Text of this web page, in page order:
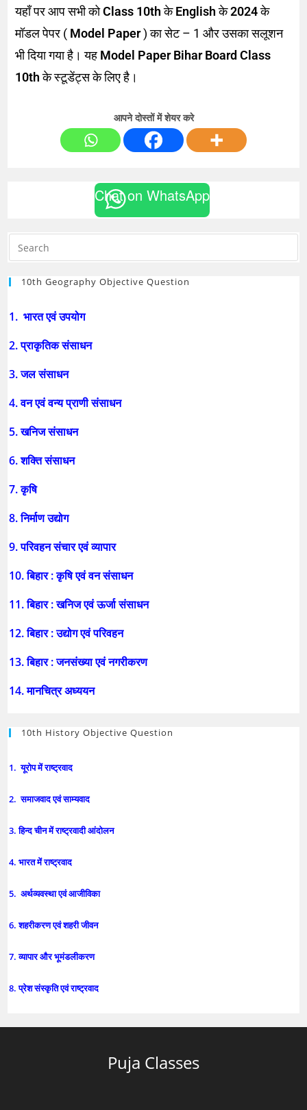
यहाँ पर आप सभी कोClass 10thकेEnglishके2024के
मॉडल पेपर ( Model Paper) का सेट – 1 और उसका सलूशन
भी दिया गया है। यह Model Paper Bihar Board Class
10thके स्टूडेंट्स के लिए है।
आपने दोस्तों में शेयर करे
Chat on WhatsApp
10th Geography Objective Question
1. भारत एवं उपयोग
2. प्राकृतिक संसाधन
3. जल संसाधन
4. वन एवं वन्य प्राणी संसाधन
5. खनिज संसाधन
6. शक्ति संसाधन
7. कृषि
8. निर्माण उद्योग
9. परिवहन संचार एवं व्यापार
10. बिहार : कृषि एवं वन संसाधन
11. बिहार : खनिज एवं ऊर्जा संसाधन
12. बिहार : उद्योग एवं परिवहन
13. बिहार : जनसंख्या एवं नगरीकरण
14. मानचित्र अध्ययन
10th History Objective Question
1. यूरोप में राष्ट्रवाद
2. समाजवाद एवं साम्यवाद
3. हिन्द चीन में राष्ट्रवादी आंदोलन
4. भारत में राष्ट्रवाद
5. अर्थव्यवस्था एवं आजीविका
6. शहरीकरण एवं शहरी जीवन
7. व्यापार और भूमंडलीकरण
8. प्रेश संस्कृति एवं राष्ट्रवाद
Puja Classes